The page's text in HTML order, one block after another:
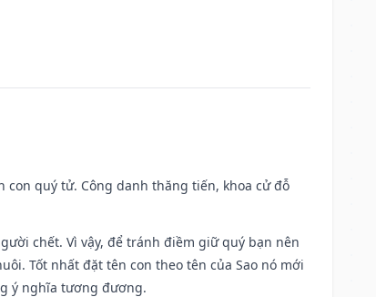
quý tử. Công danh thăng tiến, khoa cử đỗ
chết. Vì vậy, để tránh điềm giữ quý bạn nên
Tốt nhất đặt tên con theo tên của Sao nó mới
ý nghĩa tương đương.